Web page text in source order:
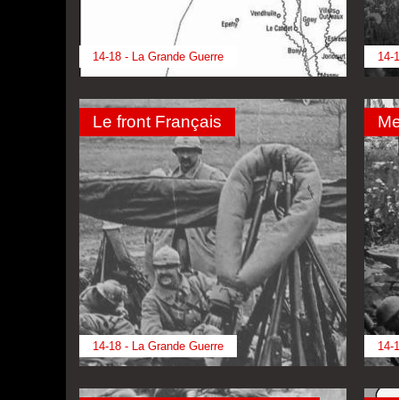
14-18 - La Grande Guerre 14-
14-18 - La Grande Guerre
Le front Français
14-